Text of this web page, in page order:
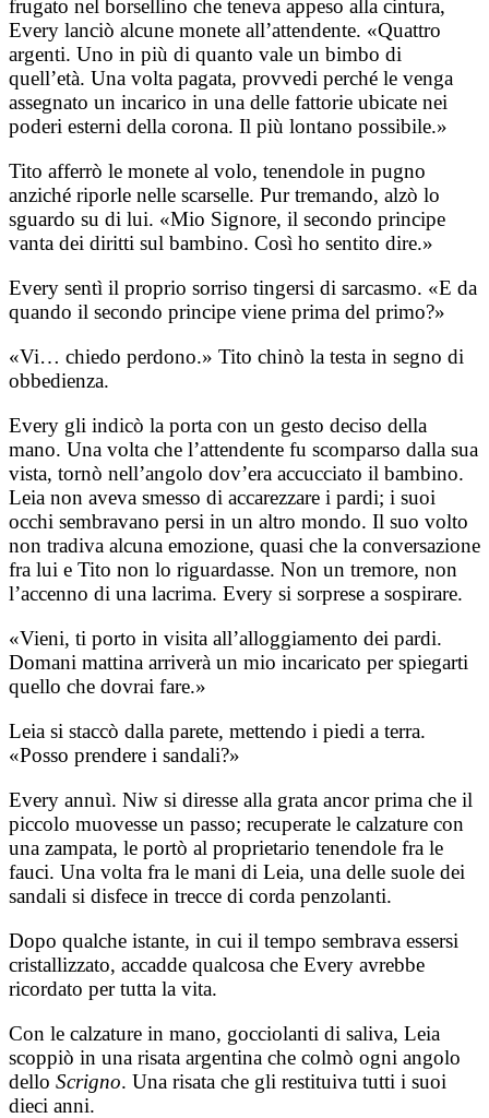
frugato nel borsellino che teneva appeso alla cintura,
Every lanciò alcune monete all’attendente. «Quattro
argenti. Uno in più di quanto vale un bimbo di
quell’età. Una volta pagata, provvedi perché le venga
assegnato un incarico in una delle fattorie ubicate nei
poderi esterni della corona. Il più lontano possibile.»
Tito afferrò le monete al volo, tenendole in pugno
anziché riporle nelle scarselle. Pur tremando, alzò lo
sguardo su di lui. «Mio Signore, il secondo principe
vanta dei diritti sul bambino. Così ho sentito dire.»
Every sentì il proprio sorriso tingersi di sarcasmo. «E da
quando il secondo principe viene prima del primo?»
«Vi… chiedo perdono.» Tito chinò la testa in segno di
obbedienza.
Every gli indicò la porta con un gesto deciso della
mano. Una volta che l’attendente fu scomparso dalla sua
vista, tornò nell’angolo dov’era accucciato il bambino.
Leia non aveva smesso di accarezzare i pardi; i suoi
occhi sembravano persi in un altro mondo. Il suo volto
non tradiva alcuna emozione, quasi che la conversazione
fra lui e Tito non lo riguardasse. Non un tremore, non
l’accenno di una lacrima. Every si sorprese a sospirare.
«Vieni, ti porto in visita all’alloggiamento dei pardi.
Domani mattina arriverà un mio incaricato per spiegarti
quello che dovrai fare.»
Leia si staccò dalla parete, mettendo i piedi a terra.
«Posso prendere i sandali?»
Every annuì. Niw si diresse alla grata ancor prima che il
piccolo muovesse un passo; recuperate le calzature con
una zampata, le portò al proprietario tenendole fra le
fauci. Una volta fra le mani di Leia, una delle suole dei
sandali si disfece in trecce di corda penzolanti.
Dopo qualche istante, in cui il tempo sembrava essersi
cristallizzato, accadde qualcosa che Every avrebbe
ricordato per tutta la vita.
Con le calzature in mano, gocciolanti di saliva, Leia
scoppiò in una risata argentina che colmò ogni angolo
dello Scrigno. Una risata che gli restituiva tutti i suoi
dieci anni.